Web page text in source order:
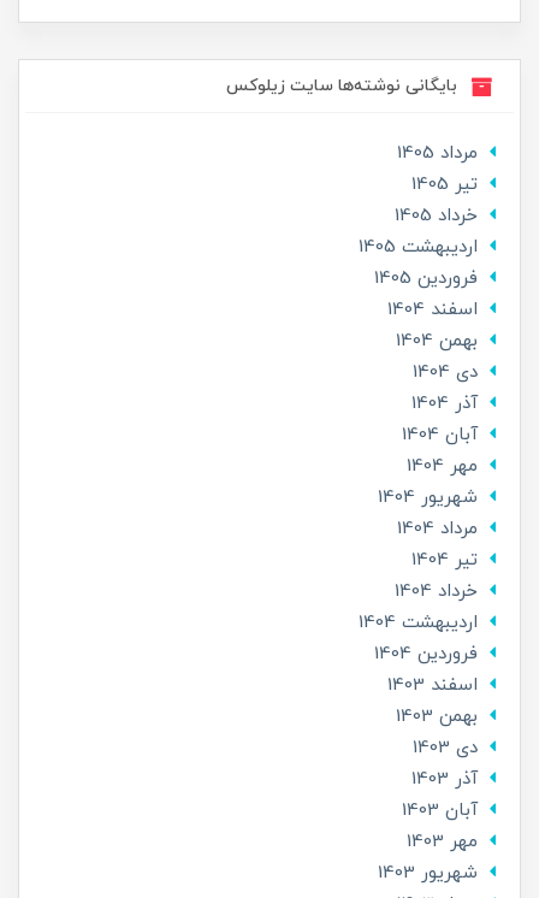
بایگانی نوشته‌ها سایت زیلوکس
مرداد 1405
تير 1405
خرداد 1405
ارديبهشت 1405
فروردین 1405
اسفند 1404
بهمن 1404
دی 1404
آذر 1404
آبان 1404
مهر 1404
شهریور 1404
مرداد 1404
تير 1404
خرداد 1404
ارديبهشت 1404
فروردین 1404
اسفند 1403
بهمن 1403
دی 1403
آذر 1403
آبان 1403
مهر 1403
شهریور 1403